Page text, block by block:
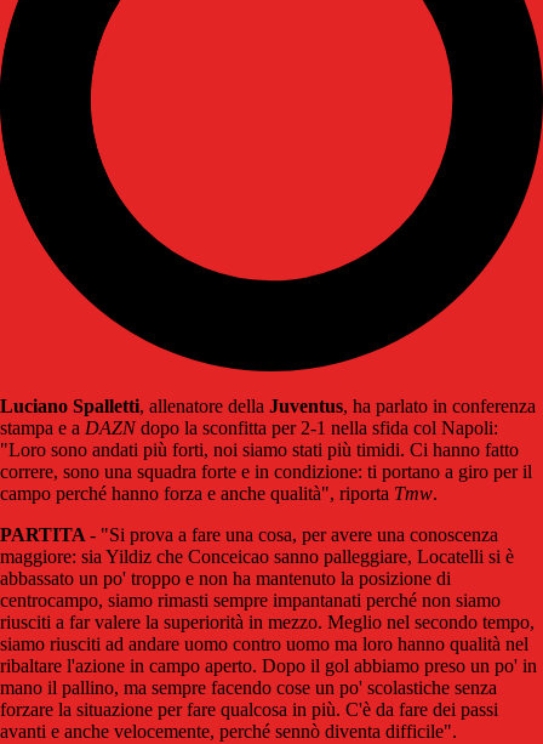
Luciano Spalletti, allenatore della Juventus, ha parlato in conferenza
stampa e a DAZNdopo la sconfitta per 2-1 nella sfida col Napoli:
"Loro sono andati più forti, noi siamo stati più timidi. Ci hanno fatto
correre, sono una squadra forte e in condizione: ti portano a giro per il
campo perché hanno forza e anche qualità", riporta Tmw.
PARTITA - "Si prova a fare una cosa, per avere una conoscenza
maggiore: sia Yildiz che Conceicao sanno palleggiare, Locatelli si è
abbassato un po' troppo e non ha mantenuto la posizione di
centrocampo, siamo rimasti sempre impantanati perché non siamo
riusciti a far valere la superiorità in mezzo. Meglio nel secondo tempo,
siamo riusciti ad andare uomo contro uomo ma loro hanno qualità nel
ribaltare l'azione in campo aperto. Dopo il gol abbiamo preso un po' in
mano il pallino, ma sempre facendo cose un po' scolastiche senza
forzare la situazione per fare qualcosa in più. C'è da fare dei passi
avanti e anche velocemente, perché sennò diventa difficile".